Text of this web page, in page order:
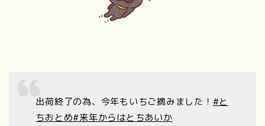
出荷終了の為、今年もいちご摘みました！ #と
ちおとめ#来年からはとちあいか